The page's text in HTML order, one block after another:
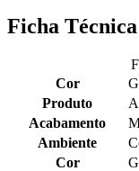
Ficha Técnica
Cor
Produto
Acabamento
Ambiente
Cor